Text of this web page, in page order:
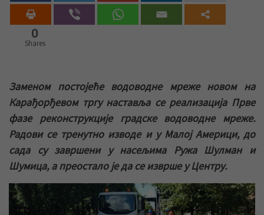
0
Shares
Заменом постојеће водоводне мреже новом на
Карађорђевом тргу наставља се реализација Прве
фазе реконструкције градске водоводне мреже.
Радови се тренутно изводе и у Малој Америци, до
сада су завршени у насељима Ружа Шулман и
Шумица, а преостало је да се изврше у Центру.